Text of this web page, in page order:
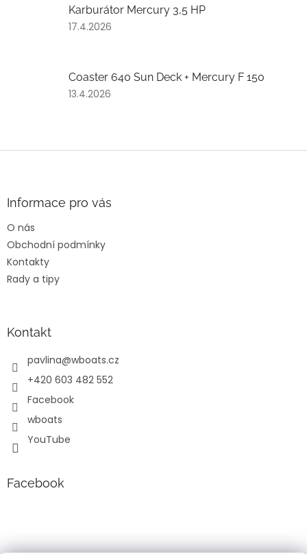
z
5
Karburátor Mercury 3,5 HP
Hodnocení
z
5
17.4.2026
Coaster 640 Sun Deck + Mercury F 150
Hodnocení
13.4.2026
Informace pro vás
O nás
Obchodní podmínky
Kontakty
Rady a tipy
Kontakt
pavlina@wboats.cz
+420 603 482 552
Facebook
wboats
YouTube
Facebook